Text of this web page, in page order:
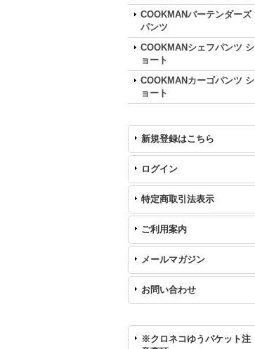
COOKMANバーテンダーズ
パンツ
COOKMANシェフパンツ シ
ョート
COOKMANカーゴパンツ シ
ョート
新規登録はこちら
ログイン
特定商取引法表示
ご利用案内
メールマガジン
お問い合わせ
※クロネコゆうパケット注